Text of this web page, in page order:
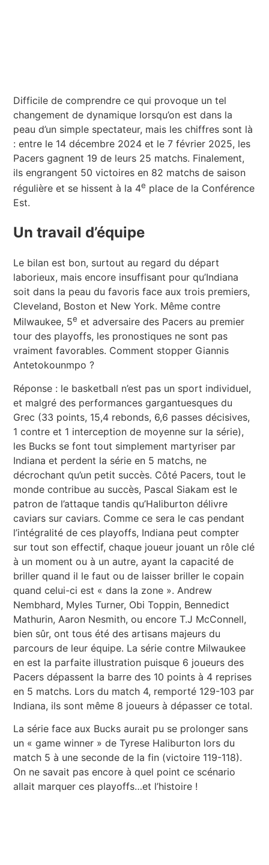
Difficile de comprendre ce qui provoque un tel
changement de dynamique lorsqu’on est dans la
peau d’un simple spectateur, mais les chiffres sont là
: entre le 14 décembre 2024 et le 7 février 2025, les
Pacers gagnent 19 de leurs 25 matchs. Finalement,
ils engrangent 50 victoires en 82 matchs de saison
régulière et se hissent à la 4e place de la Conférence
Est.
Un travail d’équipe
Le bilan est bon, surtout au regard du départ
laborieux, mais encore insuffisant pour qu’Indiana
soit dans la peau du favoris face aux trois premiers,
Cleveland, Boston et New York. Même contre
Milwaukee, 5e et adversaire des Pacers au premier
tour des playoffs, les pronostiques ne sont pas
vraiment favorables. Comment stopper Giannis
Antetokounmpo ?
Réponse : le basketball n’est pas un sport individuel,
et malgré des performances gargantuesques du
Grec (33 points, 15,4 rebonds, 6,6 passes décisives,
1 contre et 1 interception de moyenne sur la série),
les Bucks se font tout simplement martyriser par
Indiana et perdent la série en 5 matchs, ne
décrochant qu’un petit succès. Côté Pacers, tout le
monde contribue au succès, Pascal Siakam est le
patron de l’attaque tandis qu’Haliburton délivre
caviars sur caviars. Comme ce sera le cas pendant
l’intégralité de ces playoffs, Indiana peut compter
sur tout son effectif, chaque joueur jouant un rôle clé
à un moment ou à un autre, ayant la capacité de
briller quand il le faut ou de laisser briller le copain
quand celui-ci est « dans la zone ». Andrew
Nembhard, Myles Turner, Obi Toppin, Bennedict
Mathurin, Aaron Nesmith, ou encore T.J McConnell,
bien sûr, ont tous été des artisans majeurs du
parcours de leur équipe. La série contre Milwaukee
en est la parfaite illustration puisque 6 joueurs des
Pacers dépassent la barre des 10 points à 4 reprises
en 5 matchs. Lors du match 4, remporté 129-103 par
Indiana, ils sont même 8 joueurs à dépasser ce total.
La série face aux Bucks aurait pu se prolonger sans
un « game winner » de Tyrese Haliburton lors du
match 5 à une seconde de la fin (victoire 119-118).
On ne savait pas encore à quel point ce scénario
allait marquer ces playoffs…et l’histoire !